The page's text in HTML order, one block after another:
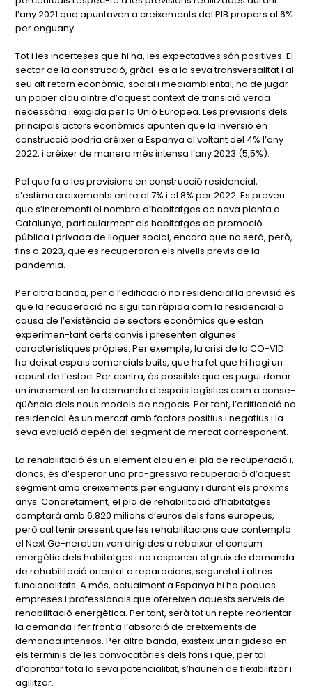
l’any 2021 que apuntaven a creixements del PIB propers al 6%
per enguany.
Tot i les incerteses que hi ha, les expectatives són positives. El
sector de la construcció, gràci-es a la seva transversalitat i al
seu alt retorn econòmic, social i mediambiental, ha de jugar
un paper clau dintre d’aquest context de transició verda
necessària i exigida per la Unió Europea. Les previsions dels
principals actors econòmics apunten que la inversió en
construcció podria créixer a Espanya al voltant del 4% l’any
2022, i créixer de manera més intensa l’any 2023 (5,5%).
Pel que fa a les previsions en construcció residencial,
s’estima creixements entre el 7% i el 8% per 2022. Es preveu
que s’incrementi el nombre d’habitatges de nova planta a
Catalunya, particularment els habitatges de promoció
pública i privada de lloguer social, encara que no serà, però,
fins a 2023, que es recuperaran els nivells previs de la
pandèmia.
Per altra banda, per a l’edificació no residencial la previsió és
que la recuperació no sigui tan ràpida com la residencial a
causa de l’existència de sectors econòmics que estan
experimen-tant certs canvis i presenten algunes
característiques pròpies. Per exemple, la crisi de la CO-VID
ha deixat espais comercials buits, que ha fet que hi hagi un
repunt de l’estoc. Per contra, és possible que es pugui donar
un increment en la demanda d’espais logístics com a conse-
qüència dels nous models de negocis. Per tant, l’edificació no
residencial és un mercat amb factors positius i negatius i la
seva evolució depèn del segment de mercat corresponent.
La rehabilitació és un element clau en el pla de recuperació i,
doncs, és d’esperar una pro-gressiva recuperació d’aquest
segment amb creixements per enguany i durant els pròxims
anys. Concretament, el pla de rehabilitació d’habitatges
comptarà amb 6.820 milions d’euros dels fons europeus,
però cal tenir present que les rehabilitacions que contempla
el Next Ge-neration van dirigides a rebaixar el consum
energètic dels habitatges i no responen al gruix de demanda
de rehabilitació orientat a reparacions, seguretat i altres
funcionalitats. A més, actualment a Espanya hi ha poques
empreses i professionals que ofereixen aquests serveis de
rehabilitació energètica. Per tant, serà tot un repte reorientar
la demanda i fer front a l’absorció de creixements de
demanda intensos. Per altra banda, existeix una rigidesa en
els terminis de les convocatòries dels fons i que, per tal
d’aprofitar tota la seva potencialitat, s’haurien de flexibilitzar i
agilitzar.